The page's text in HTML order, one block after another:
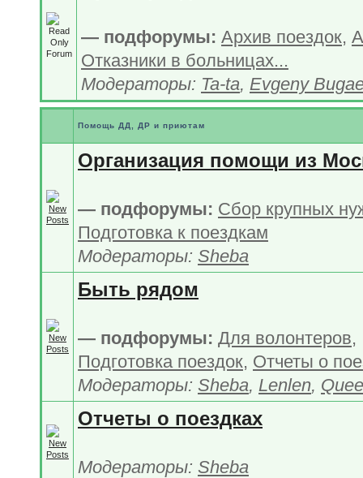
— подфорумы: Архив поездок,
Отказники в больницах...
Модераторы: Ta-ta, Evgeny
Помощь ДД, ДР и приютам
Организация помощи из
— подфорумы: Сбор крупных
Подготовка к поездкам
Модераторы: Sheba
Быть рядом
— подфорумы: Для волонтеров,
Подготовка поездок, Отчеты о
Модераторы: Sheba, Lenlen,
Отчеты о поездках
Модераторы: Sheba